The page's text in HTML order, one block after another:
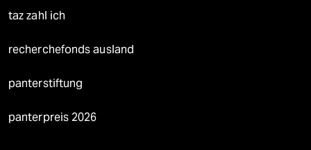
taz zahl ich
recherchefonds ausland
panterstiftung
panterpreis 2026